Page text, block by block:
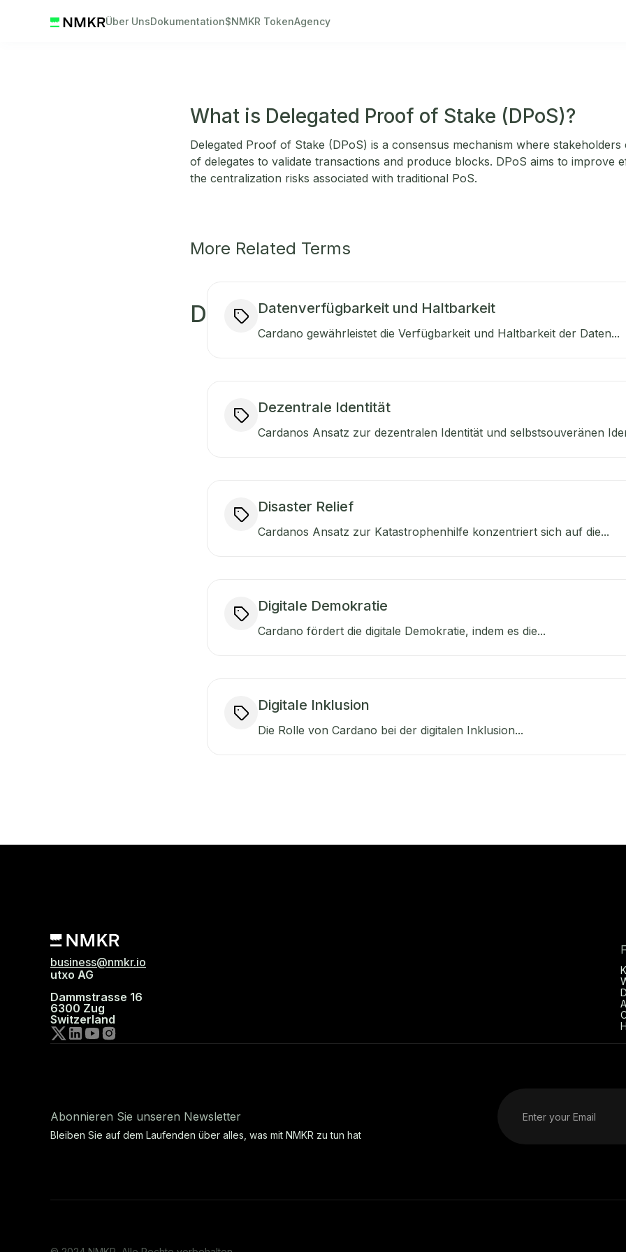
Über UnsDokumentation$NMKR TokenAgency
What is Delegated Proof of Stake (DPoS)?
Delegated Proof of Stake (DPoS) is a consensus mechanism where
of delegates to validate transactions and produce blocks. DPoS aims to improve
the centralization risks associated with traditional PoS.
More Related Terms
D Datenverfügbarkeit und Haltbarkeit
Cardano gewährleistet die Verfügbarkeit und Haltbarkeit der Daten...
Dezentrale Identität
Cardanos Ansatz zur dezentralen Identität und selbstsouveränen
Disaster Relief
Cardanos Ansatz zur Katastrophenhilfe konzentriert sich auf die...
Digitale Demokratie
Cardano fördert die digitale Demokratie, indem es die...
Digitale Inklusion
Die Rolle von Cardano bei der digitalen Inklusion...
business@nmkr.io
utxo AG
Dammstrasse 16
6300 Zug
Switzerland
Abonnieren Sie unseren Newsletter
Bleiben Sie auf dem Laufenden über alles, was mit NMKR zu tun hat